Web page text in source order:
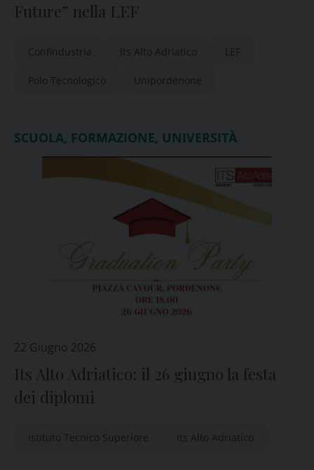
Future” nella LEF
Confindustria Its Alto Adriatico LEF
Polo Tecnologico Unipordenone
SCUOLA, FORMAZIONE, UNIVERSITÀ
22 Giugno 2026
Its Alto Adriatico: il 26 giugno la festa
dei diplomi
Istituto Tecnico Superiore Its Alto Adriatico